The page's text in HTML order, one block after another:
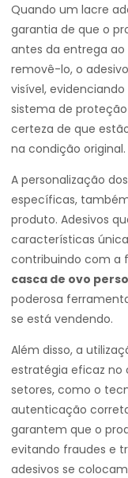
Quando um lacre
garantia de que o
antes da entrega
removê-lo, o
visível,
sistema de
certeza de que
na condição original.
A personalização
específicas,
produto. Adesivos
características
contribuindo com a
casca de ovo
poderosa
se está vendendo.
Além disso, a
estratégia eficaz no
setores, como o
autenticação
garantem que o
evitando fraudes e
adesivos se